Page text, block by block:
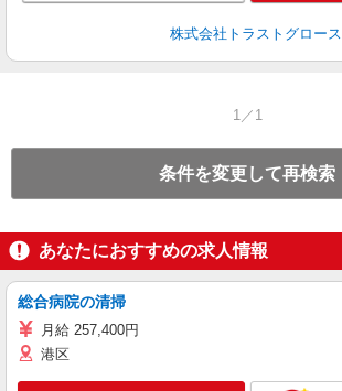
株式会社トラストグロース
1／1
条件を変更して再検索
あなたにおすすめの求人情報
総合病院の清掃
月給 257,400円
港区